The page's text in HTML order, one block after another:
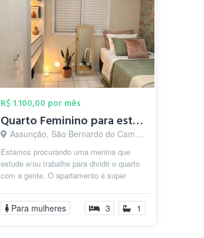
R$ 1.100,00 por mês
Quarto Feminino para estudantes
Assunção, São Bernardo do Campo - SP
Estamos procurando uma menina que
estude e/ou trabalhe para dividir o quarto
com a gente. O apartamento é super
Para mulheres 3 1